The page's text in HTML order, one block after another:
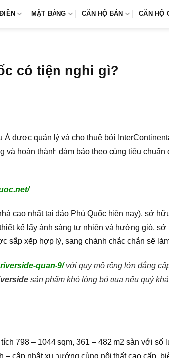
MẶT BẰNG CĂN HỘ BÁN CĂN HỘ
có tiện nghi gì?
Á được quản lý và cho thuê bởi
hoàn thành đảm bảo theo cùng tiêu chuẩn
cao nhất tại đảo Phú Quốc hiện nay), sở
kế lấy ánh sáng tự nhiên và hướng gió, sở
sắp xếp hợp lý, sang chảnh chắc chắn sẽ
quan-9/với quy mô rộng lớn đẳng
sản phẩm khó lòng bỏ qua nếu quý
798 – 1044 sqm, 361 – 482 m2 sàn với số
cập nhật xu hướng cùng nội thất cao cấp,